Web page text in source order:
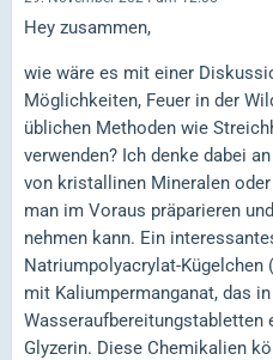
Hey zusammen,
wie wäre es mit einer
Möglichkeiten, Feuer in der
üblichen Methoden wie
verwenden? Ich denke dabei
von kristallinen Mineralen
man im Voraus präparieren
nehmen kann. Ein
Natriumpolyacrylat-Kügelchen
mit Kaliumpermanganat, das
Glyzerin. Diese Chemikalien